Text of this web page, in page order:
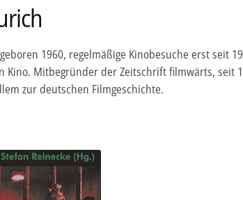
1960, regelmäßige Kinobesuche erst seit
Kino. Mitbegründer der Zeitschrift filmwärts, seit
zur deutschen Filmgeschichte.